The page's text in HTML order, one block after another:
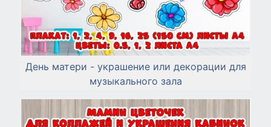
День матери - украшение или декорации для
музыкального зала